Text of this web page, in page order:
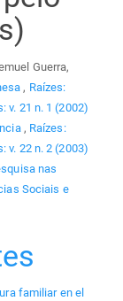
Guerra,
, Raízes:
v. 21 n. 1 (2002)
, Raízes:
v. 22 n. 2 (2003)
nas
Sociais e
familiar en el